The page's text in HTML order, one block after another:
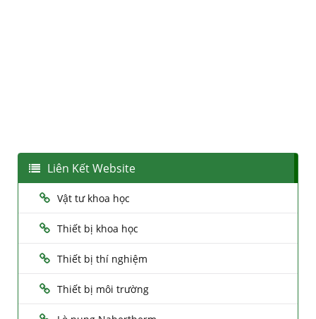
Liên Kết Website
Vật tư khoa học
Thiết bị khoa học
Thiết bị thí nghiệm
Thiết bị môi trường